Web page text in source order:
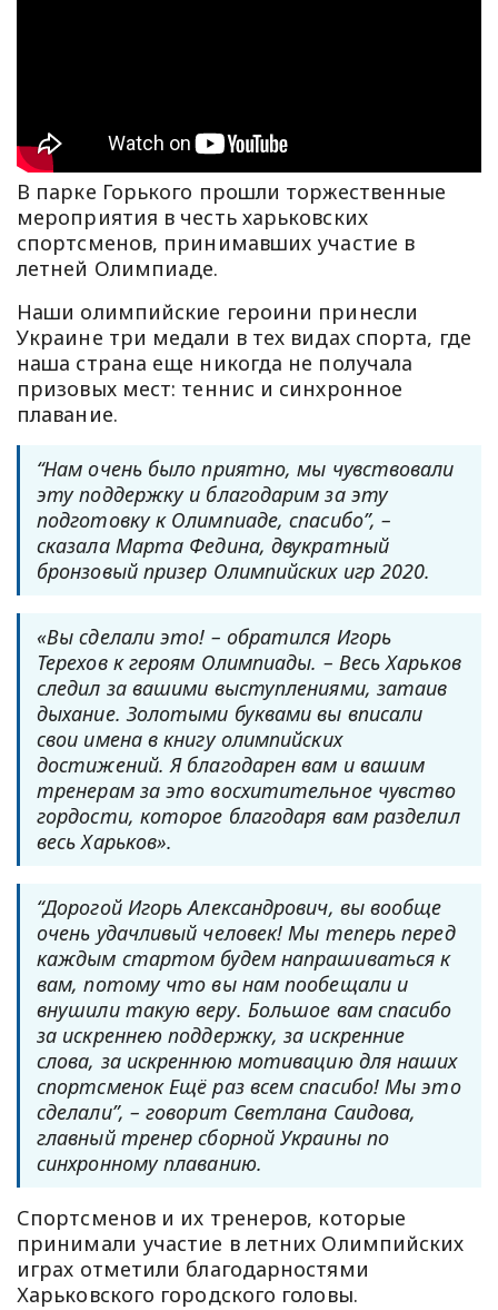
В парке Горького прошли торжественные
мероприятия в честь харьковских
спортсменов, принимавших участие в
летней Олимпиаде.
Наши олимпийские героини принесли
Украине три медали в тех видах спорта, где
наша страна еще никогда не получала
призовых мест: теннис и синхронное
плавание.
“Нам очень было приятно, мы чувствовали
эту поддержку и благодарим за эту
подготовку к Олимпиаде, спасибо”, –
сказала Марта Федина, двукратный
бронзовый призер Олимпийских игр 2020.
«Вы сделали это! – обратился Игорь
Терехов к героям Олимпиады. – Весь Харьков
следил за вашими выступлениями, затаив
дыхание. Золотыми буквами вы вписали
свои имена в книгу олимпийских
достижений. Я благодарен вам и вашим
тренерам за это восхитительное чувство
гордости, которое благодаря вам разделил
весь Харьков».
“Дорогой Игорь Александрович, вы вообще
очень удачливый человек! Мы теперь перед
каждым стартом будем напрашиваться к
вам, потому что вы нам пообещали и
внушили такую веру. Большое вам спасибо
за искреннею поддержку, за искренние
слова, за искреннюю мотивацию для наших
спортсменок Ещё раз всем спасибо! Мы это
сделали”, – говорит Светлана Саидова,
главный тренер сборной Украины по
синхронному плаванию.
Спортсменов и их тренеров, которые
принимали участие в летних Олимпийских
играх отметили благодарностями
Харьковского городского головы.